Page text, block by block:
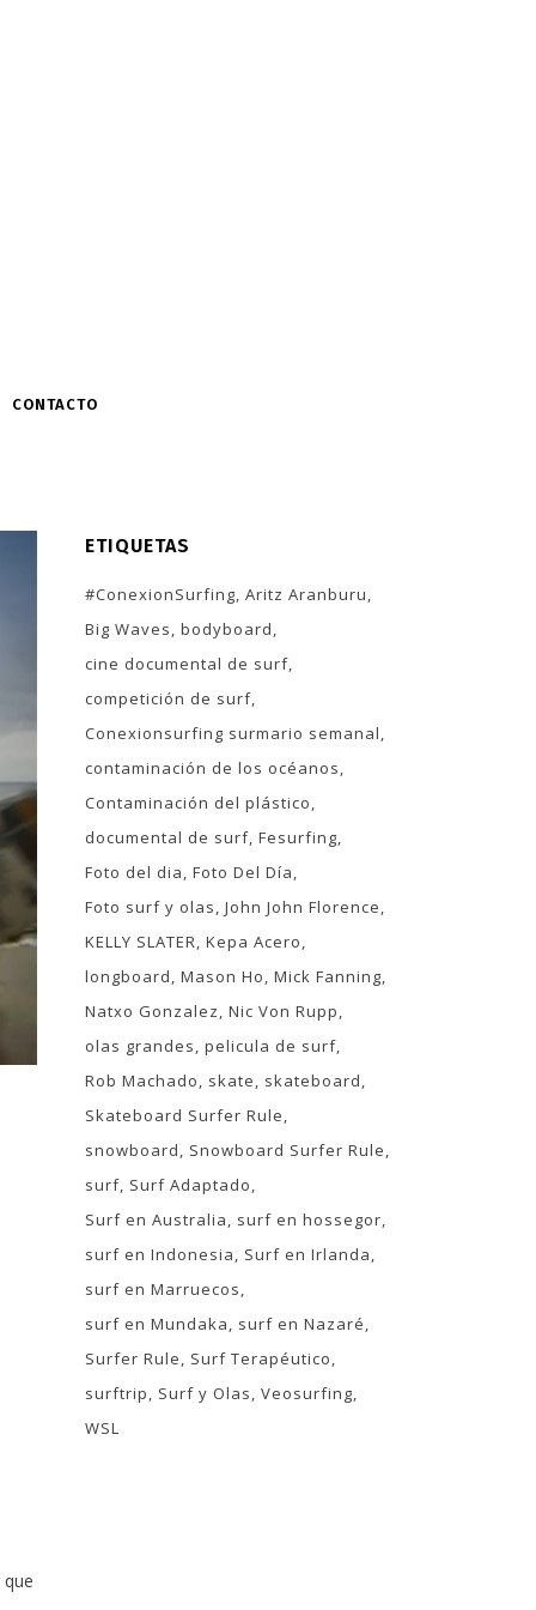
CONTACTO
ETIQUETAS
#ConexionSurfing Aritz Aranburu
Big Waves bodyboard
cine documental de surf
competición de surf
Conexionsurfing surmario semanal
contaminación de los océanos
Contaminación del plástico
documental de surf Fesurfing
Foto del dia Foto Del Día
Foto surf y olas John John Florence
KELLY SLATER Kepa Acero
longboard Mason Ho Mick Fanning
Natxo Gonzalez Nic Von Rupp
olas grandes pelicula de surf
Rob Machado
skate
skateboard
Skateboard Surfer Rule
snowboard
Snowboard Surfer Rule
surf Surf Adaptado
Surf en Australia
surf en hossegor
surf en Indonesia
Surf en Irlanda
surf en Marruecos
surf en Mundaka
surf en Nazaré
Surfer Rule
Surf Terapéutico
surftrip
Surf y Olas Veosurfing
WSL